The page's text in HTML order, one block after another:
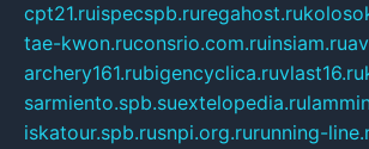
cpt21.ruispecspb.ruregahost.ru
tae-kwon.ruconsrio.com.ruinsiam.ru
archery161.rubigencyclica.ruvlast16.ru
sarmiento.spb.suextelopedia.ru
iskatour.spb.rusnpi.org.rurunning-